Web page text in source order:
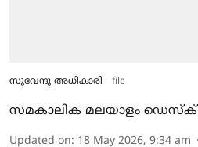
സുവേന്ദു അധികാരി file
സമകാലിക മലയാളം ഡെസ്ക്
Updated on: 18 May 2026, 9:34 am